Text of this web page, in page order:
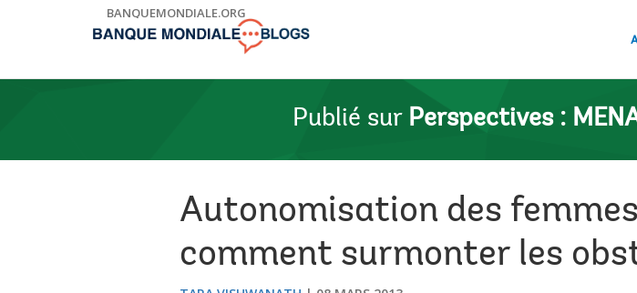
BANQUEMONDIALE.ORG
Publié sur Perspectives :
Autonomisation des
comment surmonter les